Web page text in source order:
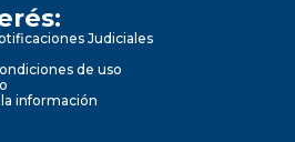
Judiciales
de uso
información